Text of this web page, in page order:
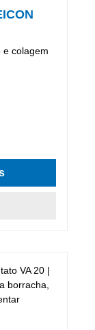
e colagem